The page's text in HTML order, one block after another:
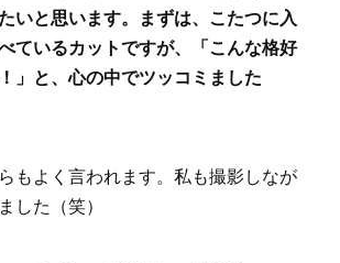
いと思います。まずは、こたつに入
ているカットですが、「こんな格好
」と、心の中でツッコミました
もよく言われます。私も撮影しなが
した（笑）